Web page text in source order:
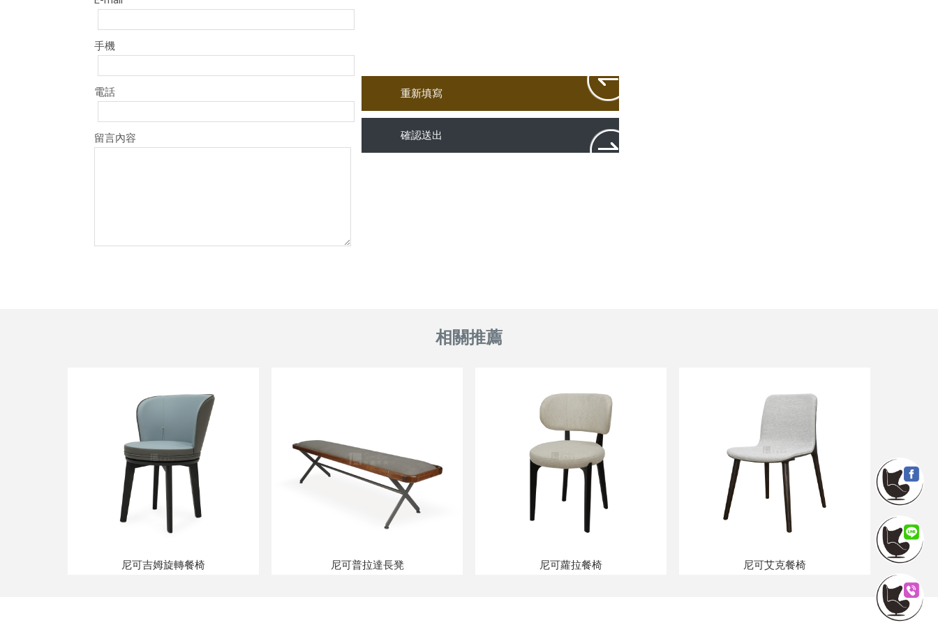
手機
電話
留言內容
尼可吉姆旋轉餐椅 尼可普拉達長凳 尼可蘿拉餐椅 尼可艾克餐椅